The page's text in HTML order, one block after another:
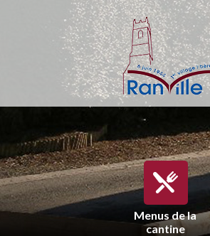
Menus de la
cantine